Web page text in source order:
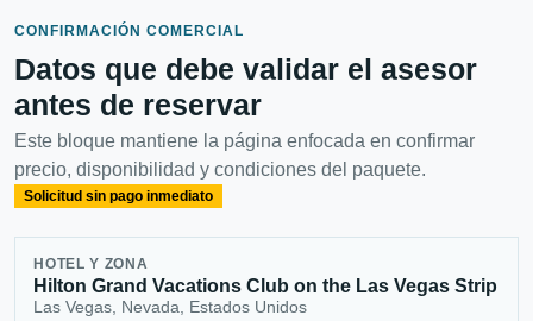
CONFIRMACIÓN COMERCIAL
Datos que debe validar el asesor
antes de reservar
Este bloque mantiene la página enfocada en confirmar
precio, disponibilidad y condiciones del paquete.
Solicitud sin pago inmediato
HOTEL Y ZONA
Hilton Grand Vacations Club on the Las Vegas Strip
Las Vegas, Nevada, Estados Unidos